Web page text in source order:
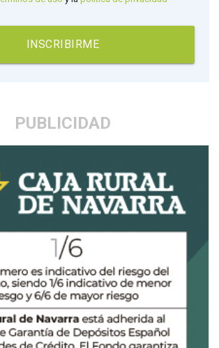
INSCRIBIRME
PUBLICIDAD